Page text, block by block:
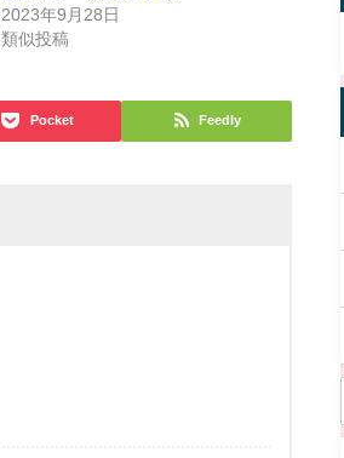
2023年9月28日
類似投稿
Pocket Feedly